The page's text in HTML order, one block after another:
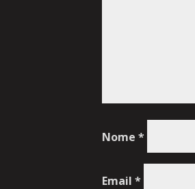
Nome*
Email*